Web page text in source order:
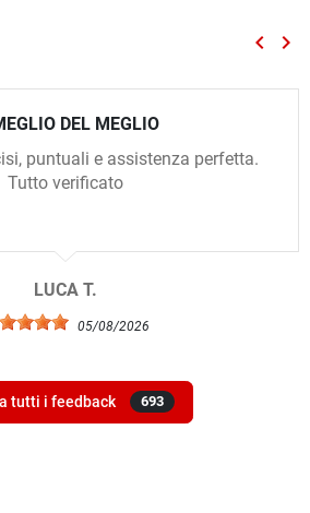
keyboard_arrow_left keyboard_arrow_right
DEL MEGLIO
puntuali e assistenza perfetta.
Tutto verificato
LUCA T.
05/08/2026
tutti i feedback 693